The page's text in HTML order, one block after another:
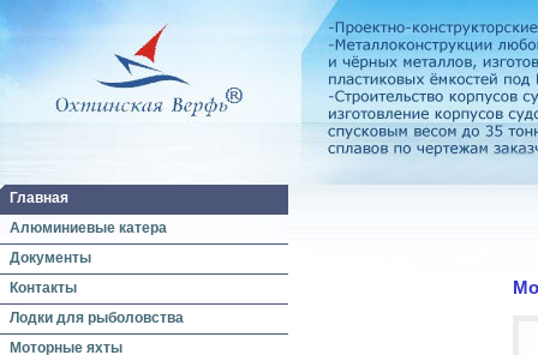
Главная
Алюминиевые катера
Документы
Контакты
Лодки для рыболовства
Моторные яхты